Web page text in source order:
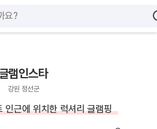
램인스타
강원 정선군
인근에 위치한 럭셔리 글램핑